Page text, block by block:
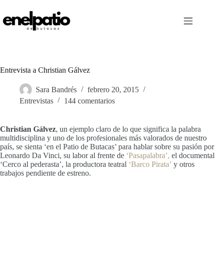
contenido
Entrevista a Christian Gálvez
Sara Bandrés
febrero 20, 2015
Entrevistas
144 comentarios
Christian Gálvez, un ejemplo claro de lo que significa la palabra
multidisciplina y uno de los profesionales más valorados de nuestro
país, se sienta ‘en el Patio de Butacas’ para hablar sobre su pasión por
Leonardo Da Vinci, su labor al frente de ‘Pasapalabra’, el documental
‘Cerco al pederasta’, la productora teatral ‘Barco Pirata’ y otros
trabajos pendiente de estreno.